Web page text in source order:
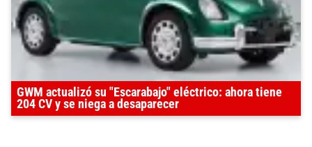
GWM actualizó su "Escarabajo" eléctrico: ahora tiene
204 CV y se niega a desaparecer